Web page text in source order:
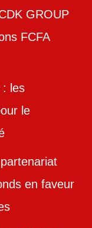
GROUP
FCFA
: les
le
en faveur